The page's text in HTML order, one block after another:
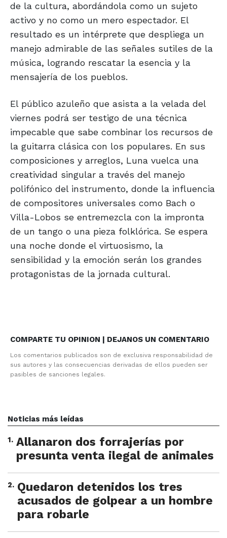
de la cultura, abordándola como un sujeto
activo y no como un mero espectador. El
resultado es un intérprete que despliega un
manejo admirable de las señales sutiles de la
música, logrando rescatar la esencia y la
mensajería de los pueblos.
El público azuleño que asista a la velada del
viernes podrá ser testigo de una técnica
impecable que sabe combinar los recursos de
la guitarra clásica con los populares. En sus
composiciones y arreglos, Luna vuelca una
creatividad singular a través del manejo
polifónico del instrumento, donde la influencia
de compositores universales como Bach o
Villa-Lobos se entremezcla con la impronta
de un tango o una pieza folklórica. Se espera
una noche donde el virtuosismo, la
sensibilidad y la emoción serán los grandes
protagonistas de la jornada cultural.
COMPARTE TU OPINION | DEJANOS UN COMENTARIO
Los comentarios publicados son de exclusiva responsabilidad de
sus autores y las consecuencias derivadas de ellos pueden ser
pasibles de sanciones legales.
Noticias más leídas
1. Allanaron dos forrajerías por
presunta venta ilegal de animales
2. Quedaron detenidos los tres
acusados de golpear a un hombre
para robarle